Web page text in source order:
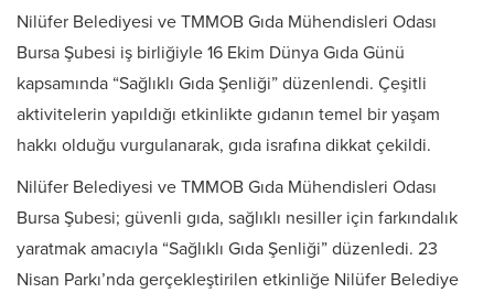
Nilüfer Belediyesi ve TMMOB Gıda Mühendisleri Odası
Bursa Şubesi iş birliğiyle 16 Ekim Dünya Gıda Günü
kapsamında “Sağlıklı Gıda Şenliği” düzenlendi. Çeşitli
aktivitelerin yapıldığı etkinlikte gıdanın temel bir yaşam
hakkı olduğu vurgulanarak, gıda israfına dikkat çekildi.
Nilüfer Belediyesi ve TMMOB Gıda Mühendisleri Odası
Bursa Şubesi; güvenli gıda, sağlıklı nesiller için farkındalık
yaratmak amacıyla “Sağlıklı Gıda Şenliği” düzenledi. 23
Nisan Parkı’nda gerçekleştirilen etkinliğe Nilüfer Belediye